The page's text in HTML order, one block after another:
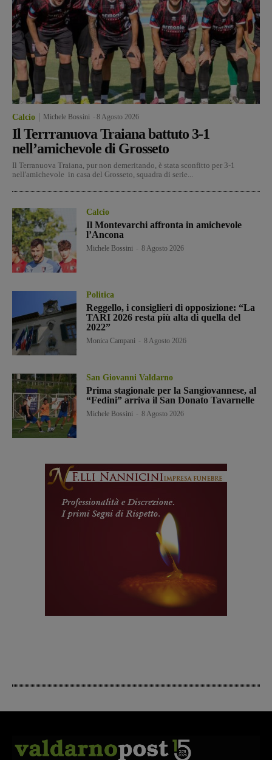
Calcio Michele Bossini 8 Agosto 2026
Il Terrranuova Traiana battuto 3-1
nell’amichevole di Grosseto
Il Terranuova Traiana, pur non demeritando, è stata sconfitto per 3-1
nell'amichevole in casa del Grosseto, squadra di serie...
Calcio
Il Montevarchi affronta in amichevole
l’Ancona
Michele Bossini 8 Agosto 2026
Politica
Reggello, i consiglieri di opposizione: “La
TARI 2026 resta più alta di quella del
2022”
Monica Campani 8 Agosto 2026
San Giovanni Valdarno
Prima stagionale per la Sangiovannese, al
“Fedini” arriva il San Donato Tavarnelle
Michele Bossini 8 Agosto 2026